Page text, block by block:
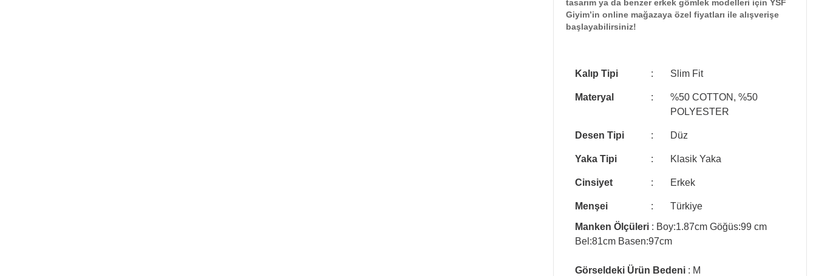
tasarım ya da benzer erkek gömlek modelleri için YSF
Giyim’in online mağazaya özel fiyatları ile alışverişe
başlayabilirsiniz!
Kalıp Tipi : Slim Fit
Materyal :
%50 COTTON, %50
POLYESTER
Desen Tipi : Düz
Yaka Tipi : Klasik Yaka
Cinsiyet : Erkek
Menşei :
Türkiye
Manken Ölçüleri : Boy:1.87cm Göğüs:99 cm
Bel:81cm Basen:97cm
Görseldeki Ürün Bedeni : M